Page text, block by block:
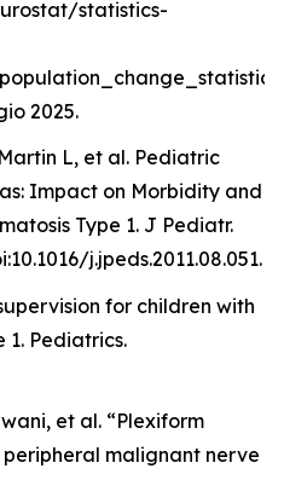
statistics-
2025.
L, et al. Pediatric
Impact on Morbidity and
Type 1. J Pediatr.
j.jpeds.2011.08.051.
for children with
1. Pediatrics.
et al. “Plexiform
malignant nerve